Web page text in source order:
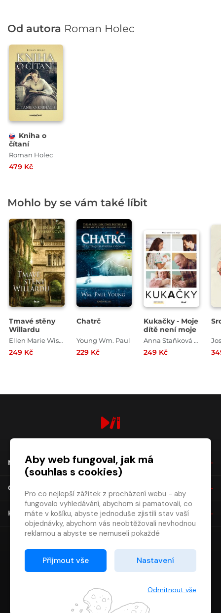
Od autora Roman Holec
Kniha o
čítaní
Roman Holec
479 Kč
Mohlo by se vám také líbit
Tmavé stěny
Willardu
Ellen Marie Wisemanová
249 Kč
Chatrč
Young Wm. Paul
229 Kč
Kukačky - Moje
dítě není moje
Anna Staňková , Jan Coufal
249 Kč
NÁKUP
O SPOLEČNOSTI
KONTAKT
Aby web fungoval, jak má
(souhlas s cookies)
Pro co nejlepší zážitek z procházení webu - aby
fungovalo vyhledávání, abychom si pamatovali, co
máte v košíku, abyste jednoduše zjistili stav vaší
objednávky, abychom vás neobtěžovali nevhodnou
reklamou a abyste se nemuseli pokaždé
Proto od vás potřebujeme souhlas se
zpracováním souborů cookies
Děkujeme, že nám ho dáte a pomůžete nám tak
Přijmout vše Nastavení
Odmítnout vše